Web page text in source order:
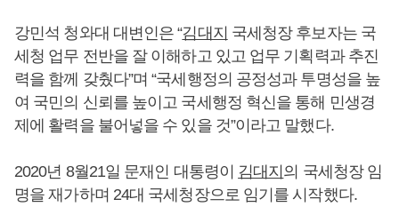
강민석 청와대 대변인은 “김대지 국세청장 후보자는 국
세청 업무 전반을 잘 이해하고 있고 업무 기획력과 추진
력을 함께 갖췄다”며 “국세행정의 공정성과 투명성을 높
여 국민의 신뢰를 높이고 국세행정 혁신을 통해 민생경
제에 활력을 불어넣을 수 있을 것”이라고 말했다.
2020년 8월21일 문재인 대통령이 김대지 의 국세청장 임
명을 재가하며 24대 국세청장으로 임기를 시작했다.